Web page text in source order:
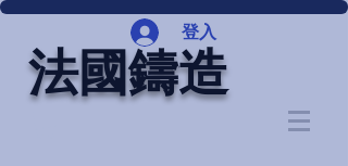
登入
法國鑄造